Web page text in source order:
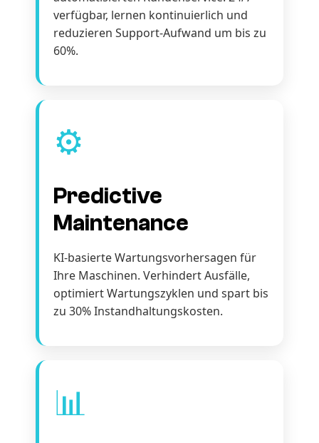
verfügbar, lernen kontinuierlich und
reduzieren Support-Aufwand um bis zu
60%.
⚙️
Predictive
Maintenance
KI-basierte Wartungsvorhersagen für
Ihre Maschinen. Verhindert Ausfälle,
optimiert Wartungszyklen und spart bis
zu 30% Instandhaltungskosten.
📊